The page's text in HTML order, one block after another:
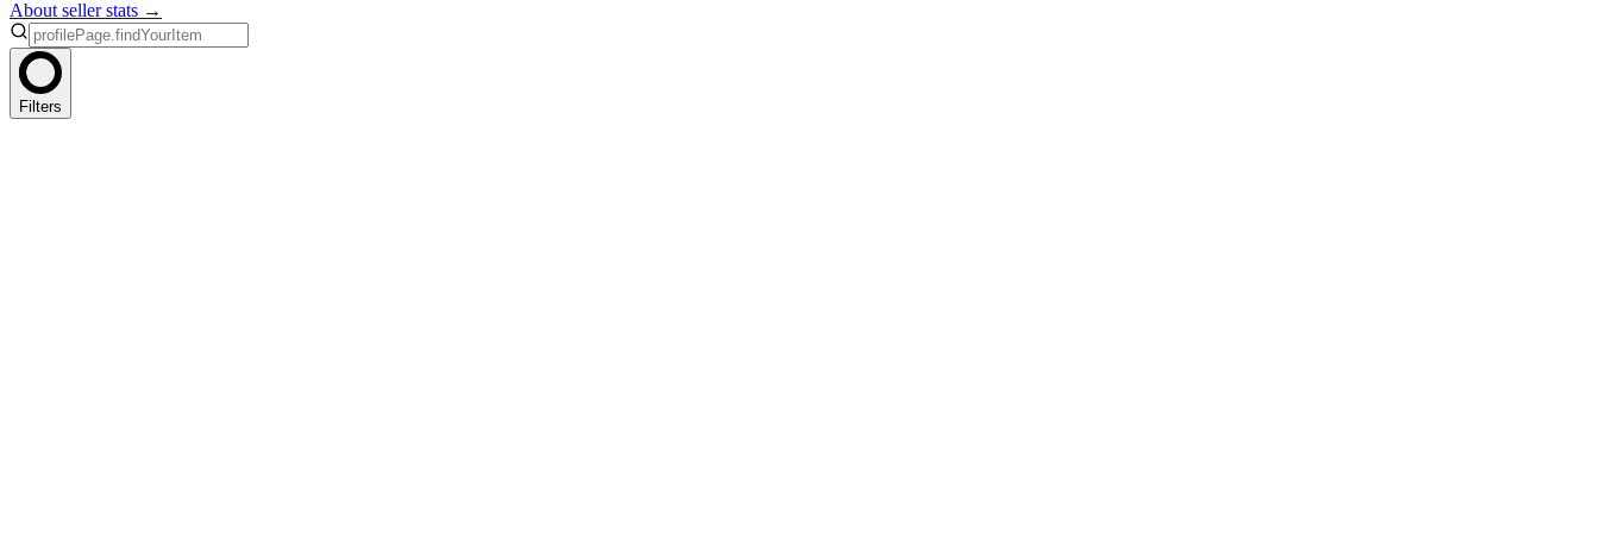
About seller stats →
Filters